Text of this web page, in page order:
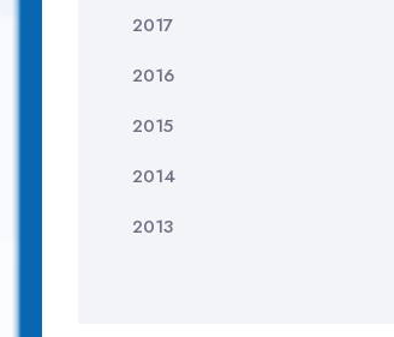
2017
2016
2015
2014
2013